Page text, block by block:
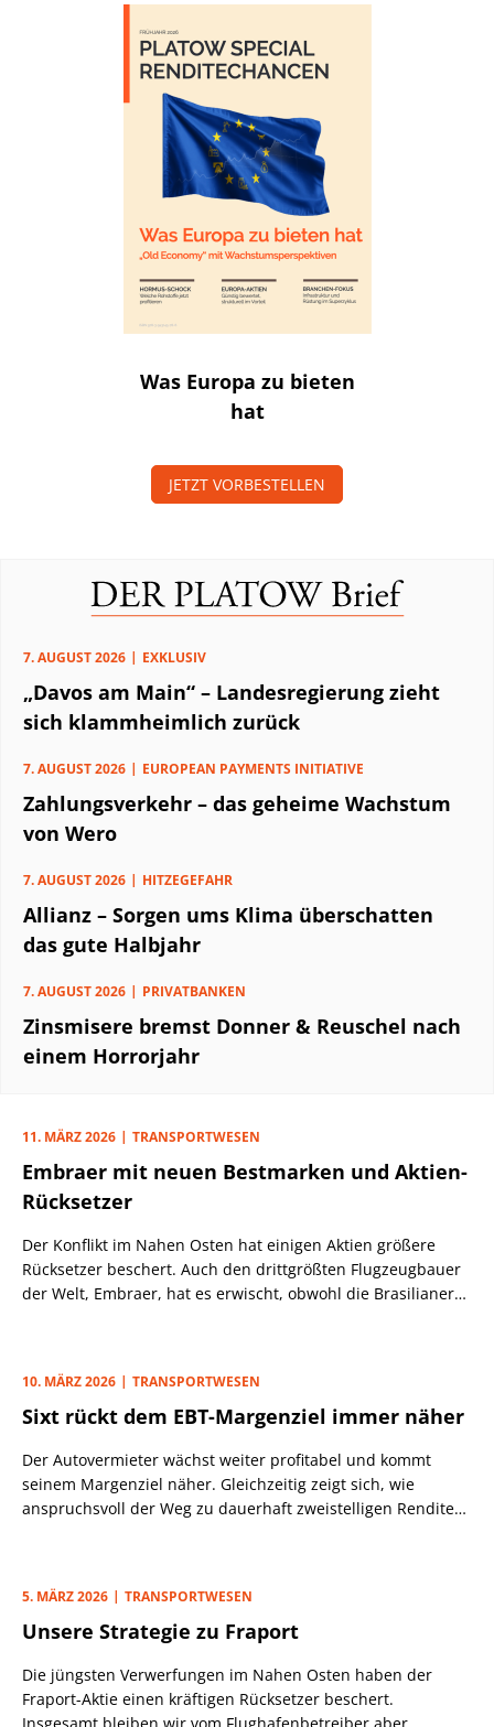
Was Europa zu bieten
hat
JETZT VORBESTELLEN
7. AUGUST 2026 EXKLUSIV
„Davos am Main“ – Landesregierung zieht
sich klammheimlich zurück
7. AUGUST 2026 EUROPEAN PAYMENTS INITIATIVE
Zahlungsverkehr – das geheime Wachstum
von Wero
7. AUGUST 2026 HITZEGEFAHR
Allianz – Sorgen ums Klima überschatten
das gute Halbjahr
7. AUGUST 2026 PRIVATBANKEN
Zinsmisere bremst Donner & Reuschel nach
einem Horrorjahr
11. MÄRZ 2026 TRANSPORTWESEN
Embraer mit neuen Bestmarken und Aktien-
Rücksetzer
Der Konflikt im Nahen Osten hat einigen Aktien größere
Rücksetzer beschert. Auch den drittgrößten Flugzeugbauer
der Welt, Embraer, hat es erwischt, obwohl die Brasilianer
10. MÄRZ 2026 TRANSPORTWESEN
Sixt rückt dem EBT-Margenziel immer näher
Der Autovermieter wächst weiter profitabel und kommt
seinem Margenziel näher. Gleichzeitig zeigt sich, wie
anspruchsvoll der Weg zu dauerhaft zweistelligen Renditen
5. MÄRZ 2026 TRANSPORTWESEN
Unsere Strategie zu Fraport
Die jüngsten Verwerfungen im Nahen Osten haben der
Fraport-Aktie einen kräftigen Rücksetzer beschert.